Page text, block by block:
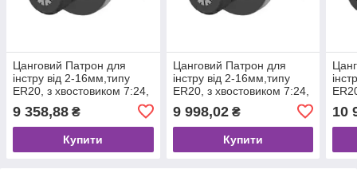
Цанговий Патрон для
інстру від 2-16мм,типу
ER20, з хвостовиком 7:24,
K30 за ГОСТ25827-93 вик.
2
9 358,88 ₴
Купити
Цанговий Патрон для
інстру від 2-16мм,типу
ER20, з хвостовиком 7:24,
K40 за ГОСТ25827-93 вик.
2
9 998,02₴
Купити
2
10